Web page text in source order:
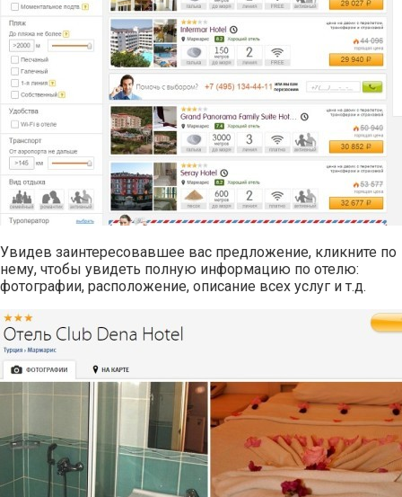
Увидев заинтересовавшее вас предложение, кликните по
нему, чтобы увидеть полную информацию по отелю:
фотографии, расположение, описание всех услуг и т.д.